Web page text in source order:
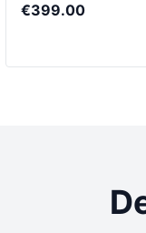
€399.00